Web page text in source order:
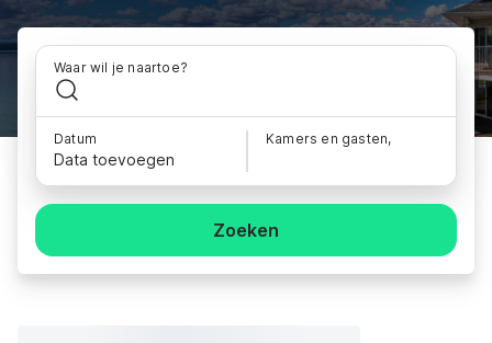
Waar wil je naartoe?
Datum
Data toevoegen
Kamers en gasten,
Zoeken